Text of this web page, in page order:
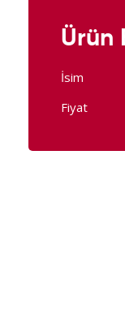
Ürün
İsim
Fiyat